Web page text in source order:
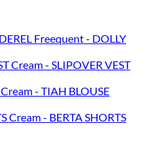
Freequent - DOLLY
Cream - SLIPOVER VEST
Cream - TIAH BLOUSE
Cream - BERTA SHORTS